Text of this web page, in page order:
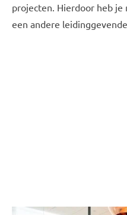
projecten. Hierdoor heb
een andere leidinggevende.